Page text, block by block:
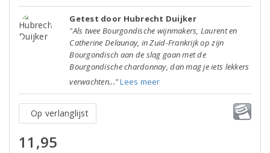
Getest door Hubrecht Duijker
"Als twee Bourgondische wijnmakers, Laurent en
Catherine Delaunay, in Zuid-Frankrijk op zijn
Bourgondisch aan de slag gaan met de
Bourgondische chardonnay, dan mag je iets lekkers
verwachten..."Lees meer
Op verlanglijst
11,95